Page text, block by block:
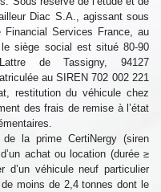
Diac S.A., agissant sous
Financial Services France, au
siège social est situé 80‑90
de Tassigny, 94127
au SIREN 702 002 221
restitution du véhicule chez
des frais de remise à l’état
la prime CertiNergy (siren
achat ou location (durée ≥
d’un véhicule neuf particulier
moins de 2,4 tonnes dont le